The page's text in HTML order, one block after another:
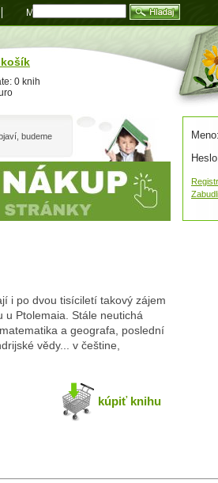
i po dvou tisíciletí takový zájem
Ptolemaia. Stále neutichá
a geografa, poslední
vědy... v češtine,
kúpiť knihu
budeme
Meno:
0 knih
Mapa